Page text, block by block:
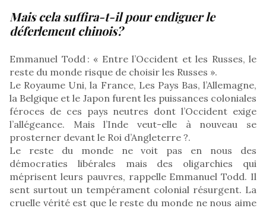
Mais cela suffira-t-il pour endiguer le
déferlement chinois?
Emmanuel Todd : « Entre l’Occident et les Russes, le
reste du monde risque de choisir les Russes ».
Le Royaume Uni, la France, Les Pays Bas, l’Allemagne,
la Belgique et le Japon furent les puissances coloniales
féroces de ces pays neutres dont l’Occident exige
l’allégeance. Mais l’Inde veut-elle à nouveau se
prosterner devant le Roi d’Angleterre ?.
Le reste du monde ne voit pas en nous des
démocraties libérales mais des oligarchies qui
méprisent leurs pauvres, rappelle Emmanuel Todd. Il
sent surtout un tempérament colonial résurgent. La
cruelle vérité est que le reste du monde ne nous aime